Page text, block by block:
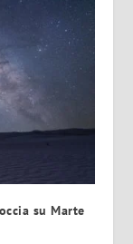
su Marte